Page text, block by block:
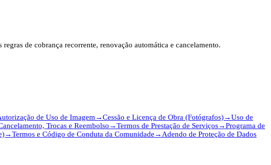
de cobrança recorrente, renovação automática e cancelamento.
de Uso de Imagem →Cessão e Licença de Obra (Fotógrafos)→Uso de
Trocas e Reembolso →Termos de Prestação de Serviços→Programa de
→Termos e Código de Conduta da Comunidade → Adendo de Proteção de Dados